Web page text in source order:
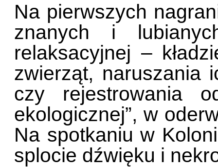
Na pierwszych
znanych i
relaksacyjnej –
zwierząt, naruszania
czy rejestrowania
ekologicznej”, w
Na spotkaniu w
splocie dźwięku i